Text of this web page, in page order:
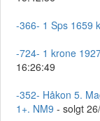
-366- 1 Sps 1659
-724- 1 krone
16:26:49
-352- Håkon 5.
1+. NM9 - solgt